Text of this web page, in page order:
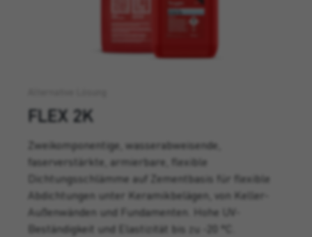
FLEX 2K
Zweikomponentige, wasserabweisende,
faserverstärkte, armierbare, flexible
Dichtungsschlämme auf Zementbasis für flexible
Abdichtungen unter Keramikbelägen, von Keller-
Außenwänden und Fundamenten. Hohe UV-
Beständigkeit und Elastizität bis zu -20 °C.